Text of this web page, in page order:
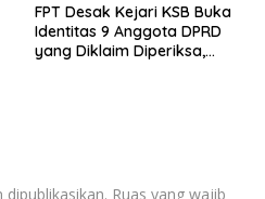
FPT Desak Kejari KSB Buka
Identitas 9 Anggota DPRD
yang Diklaim Diperiksa,
Ruas yang wajib